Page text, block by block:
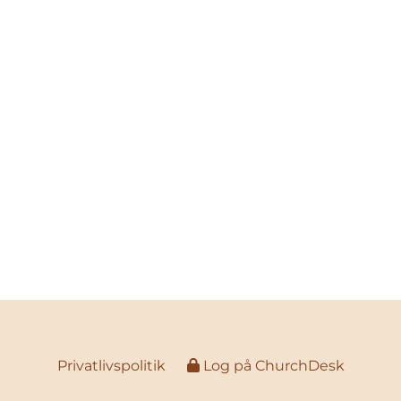
Privatlivspolitik Log på ChurchDesk